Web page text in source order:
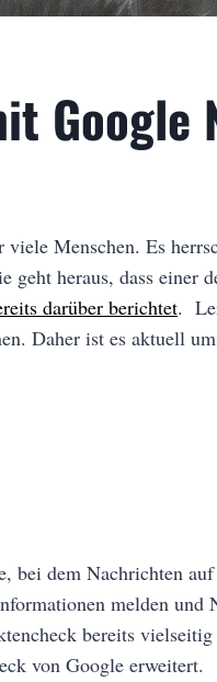
Google
Menschen. Es
heraus, dass
darüber berichtet.
Daher ist es aktuell
bei dem Nachrichten
melden
bereits
von Google erweitert.